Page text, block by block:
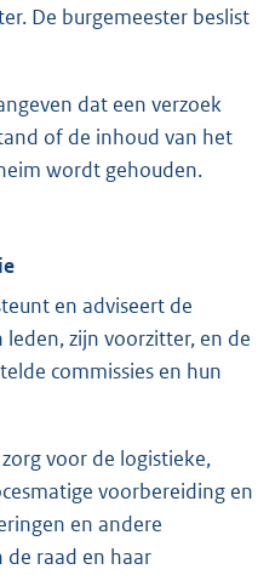
De burgemeester beslist
dat een verzoek
of de inhoud van het
wordt gehouden.
en adviseert de
leden, zijn voorzitter, en de
commissies en hun
voor de logistieke,
voorbereiding en
en andere
raad en haar